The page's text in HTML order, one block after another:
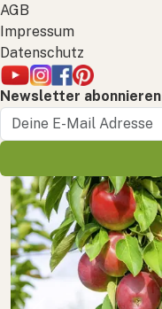
AGB
Impressum
Datenschutz
Newsletter abonnieren